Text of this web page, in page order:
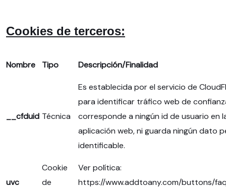
Cookies de terceros:
Nombre Tipo Descripción/Finalidad
__cfduid Técnica
Es establecida por el servicio de
para identificar tráfico web de
corresponde a ningún id de usuario en
aplicación web, ni guarda ningún dato
identificable.
uvc
Cookie
de
Ver política:
https://www.addtoany.com/buttons/